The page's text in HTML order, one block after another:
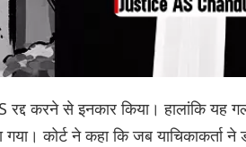
रद्द करने से इनकार किया। हालांकि
कोर्ट ने कहा कि जब याचिकाकर्ता